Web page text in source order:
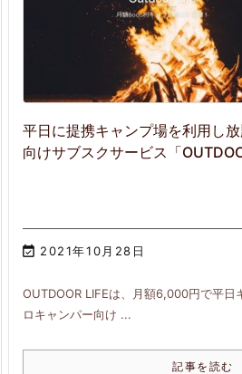
平日に提携キャンプ場を利用し
向けサブスクサービス「
 2021年10月28日
OUTDOOR LIFEは、月額6,000円で平日
ロキャンパー向け ...
記事を読む